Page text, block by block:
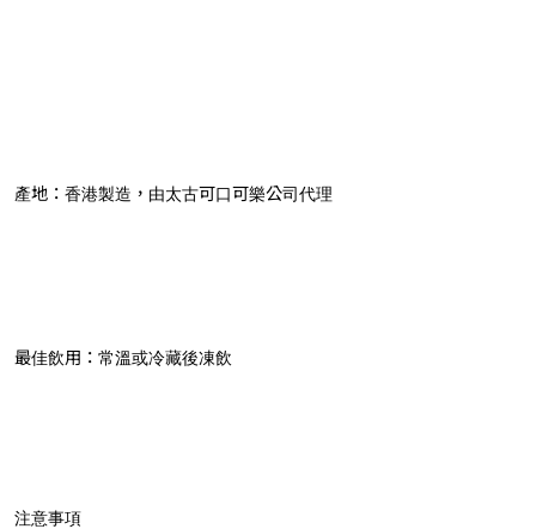
產地：香港製造，由太古可口可樂公司代理
最佳飲用：常溫或冷藏後凍飲
注意事項